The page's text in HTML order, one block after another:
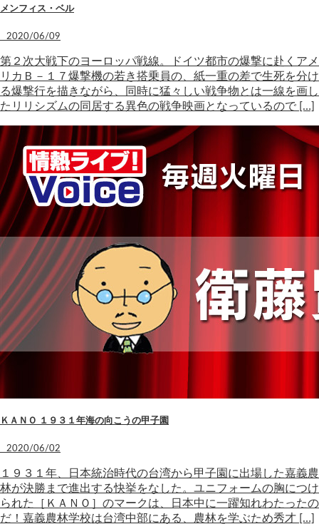
メンフィス・ベル
2020/06/09
第２次大戦下のヨーロッパ戦線。ドイツ都市の爆撃に赴くアメ
リカＢ－１７爆撃機の若き搭乗員の、紙一重の差で生死を分け
る爆撃行を描きながら、同時に猛々しい戦争物とは一線を画し
たリリシズムの同居する異色の戦争映画となっているので […]
ＫＡＮＯ １９３１年海の向こうの甲子園
2020/06/02
１９３１年、日本統治時代の台湾から甲子園に出場した嘉義農
林が決勝まで進出する快挙をなした。ユニフォームの胸につけ
られた［ＫＡＮＯ］のマークは、日本中に一躍知れわたったの
だ！嘉義農林学校は台湾中部にある、農林を学ぶため秀才 […]